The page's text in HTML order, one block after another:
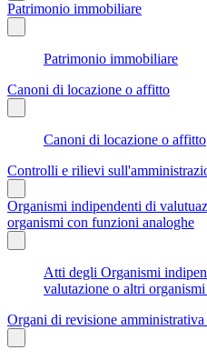
Patrimonio immobiliare
Patrimonio immobiliare
Canoni di locazione o affitto
Canoni di locazione o affitto
Controlli e rilievi
Organismi indipendenti di
organismi con funzioni analoghe
Atti degli Organismi
valutazione o altri
Organi di revisione amministrativa